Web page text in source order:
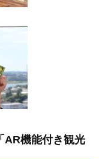
AR機能付き観光